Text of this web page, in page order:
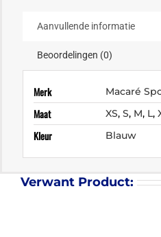
Aanvullende informatie
Beoordelingen (0)
Merk Macaré
Maat XS,S, M, L,
Kleur Blauw
Verwant Product: